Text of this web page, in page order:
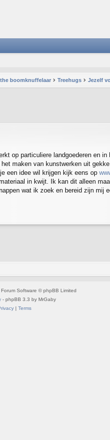
boomknuffelaar Treehugs Jezelf
op particuliere landgoederen en
maken van kunstwerken uit
een idee wil krijgen kijk eens op
in kwijt. Ik kan dit alleen
wat ik zoek en bereid zijn
Software © phpBB Limited
- phpBB 3.3 by MrGaby
| Terms